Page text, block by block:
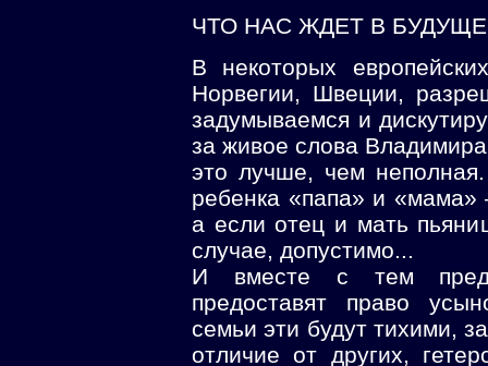
ЧТО НАС ЖДЕТ В
В некоторых
Норвегии, Швеции,
задумываемся и
за живое слова
это лучше, чем
ребенка «папа» и
а если отец и мать
случае, допустимо...
И вместе с тем
предоставят право
семьи эти будут тихими,
отличие от других,